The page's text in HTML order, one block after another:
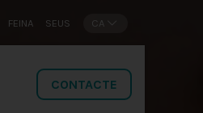
FEINA SEUS CA
CONTACTE